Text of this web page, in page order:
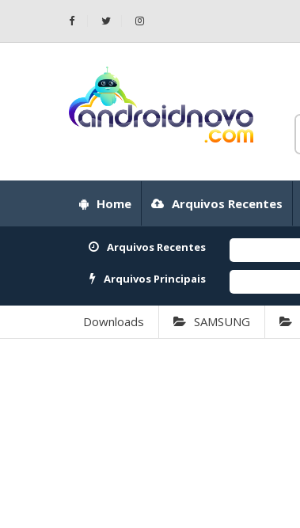
Home Arquivos Recentes
Arquivos Recentes
Arquivos Principais
Downloads SAMSUNG